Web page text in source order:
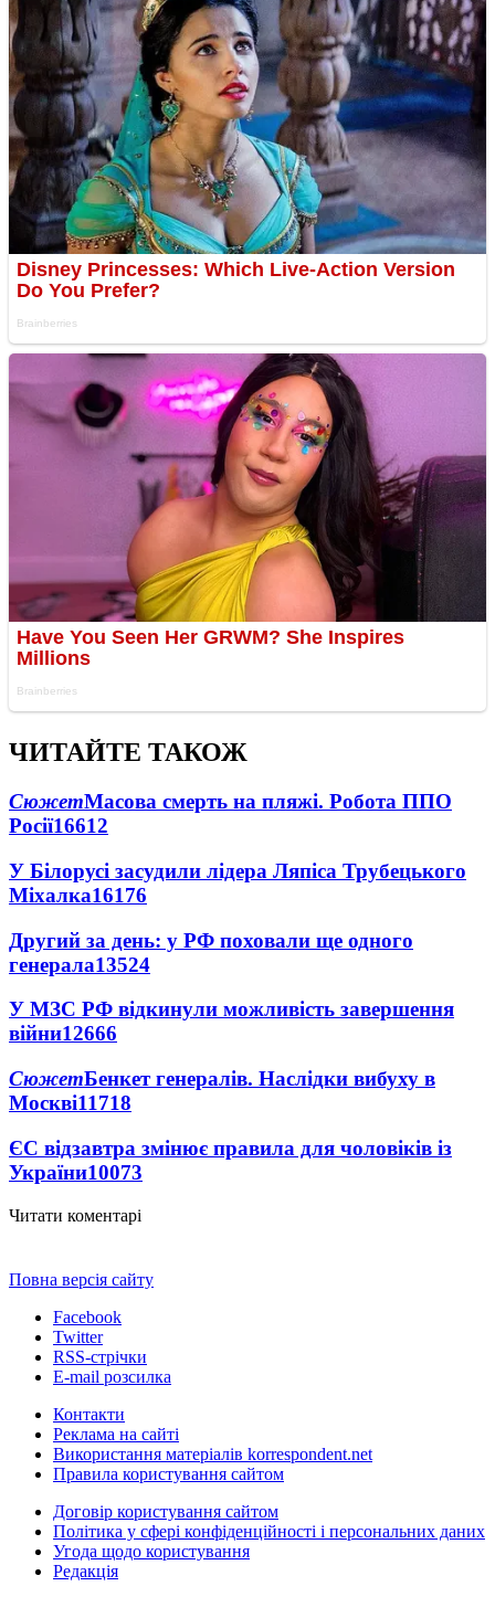
ЧИТАЙТЕ ТАКОЖ
СюжетМасова смерть на пляжі. Робота ППО
Росії16612
У Білорусі засудили лідера Ляпіса Трубецького
Міхалка16176
Другий за день: у РФ поховали ще одного
генерала13524
У МЗС РФ відкинули можливість завершення
війни12666
СюжетБенкет генералів. Наслідки вибуху в
Москві11718
ЄС відзавтра змінює правила для чоловіків із
України10073
Читати коментарі
Повна версія сайту
Facebook
Twitter
RSS-стрічки
E-mail розсилка
Контакти
Реклама на сайті
Використання матеріалів korrespondent.net
Правила користування сайтом
Договір користування сайтом
Політика у сфері конфіденційності і персональних даних
Угода щодо користування
Редакція